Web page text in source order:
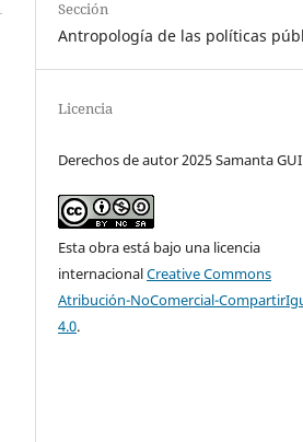
Sección
Antropología de las políticas
Licencia
Derechos de autor 2025 Samanta
Esta obra está bajo una licencia
internacionalCreative Commons
Atribución-NoComercial-
4.0.